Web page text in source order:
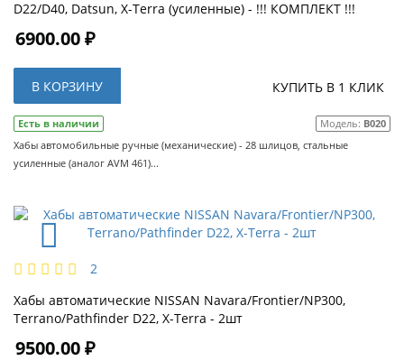
D22/D40, Datsun, X-Terra (усиленные) - !!! КОМПЛЕКТ !!!
6900.00 ₽
В КОРЗИНУ КУПИТЬ В 1 КЛИК
Есть в наличии Модель: B020
Хабы автомобильные ручные (механические) - 28 шлицов, стальные
усиленные (аналог AVM 461)...
2
Хабы автоматические NISSAN Navara/Frontier/NP300,
Terrano/Pathfinder D22, X-Terra - 2шт
9500.00 ₽